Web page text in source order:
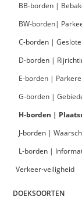
BB-borden |
BW-borden|
C-borden |
D-borden |
E-borden |
G-borden |
H-borden |
J-borden |
L-borden |
Verkeer-veiligheid
DOEKSOORTEN